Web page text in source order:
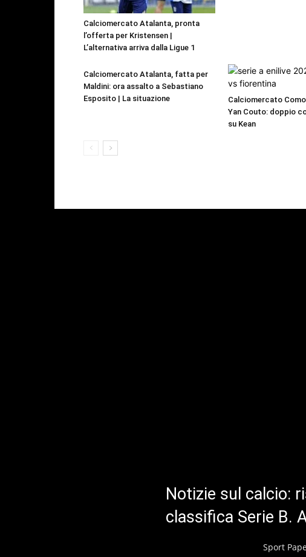
Calciomercato Atalanta, pronta
l’offerta per Kristensen |
L’alternativa arriva dalla Ligue 1
Calciomercato Atalanta, fatta per
Maldini: ora assalto a Sebastiano
Esposito | La situazione
Calciomercato
Yan Couto: doppio
su Kean
Notizie sul calcio:
classifica Serie B.
Sport